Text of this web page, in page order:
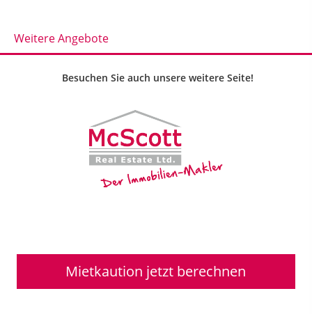
Weitere Angebote
Besuchen Sie auch unsere weitere Seite!
Mietkaution jetzt berechnen